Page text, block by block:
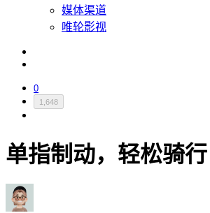
媒体渠道
唯轮影视
0
1,648
单指制动，轻松骑